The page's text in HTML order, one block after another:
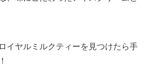
イヤルミルクティーを見つけたら手